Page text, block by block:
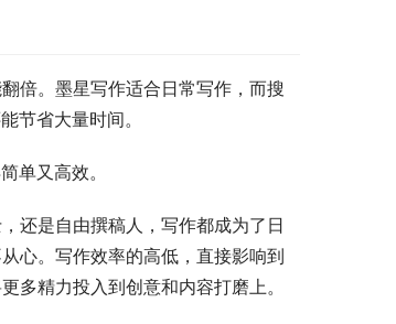
倍。墨星写作适合日常写作，而搜
节省大量时间。
单又高效。
还是自由撰稿人，写作都成为了日
心。写作效率的高低，直接影响到
多精力投入到创意和内容打磨上。